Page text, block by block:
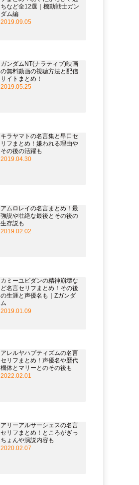
ちなど全12選｜機動戦士ガン
ダム編
2019.09.05
ガンダムNT(ナラティブ)映画
の無料動画の視聴方法と配信
サイトまとめ！
2019.05.25
キラヤマトの名言集と早口セ
リフまとめ！嫌われる理由や
その後の活躍も
2019.04.30
アムロレイの名言まとめ！最
強説や壮絶な最後とその後の
生存説も
2019.02.02
カミーユビダンの精神崩壊な
ど名言セリフまとめ！その後
の生涯と声優名も｜Zガンダ
ム
2019.01.09
アレルヤハプティズムの名言
セリフまとめ！声優名や歴代
機体とマリーとのその後も
2022.02.01
アリーアルサーシェスの名言
セリフまとめ！ところがぎっ
ちょんや演説内容も
2020.02.07